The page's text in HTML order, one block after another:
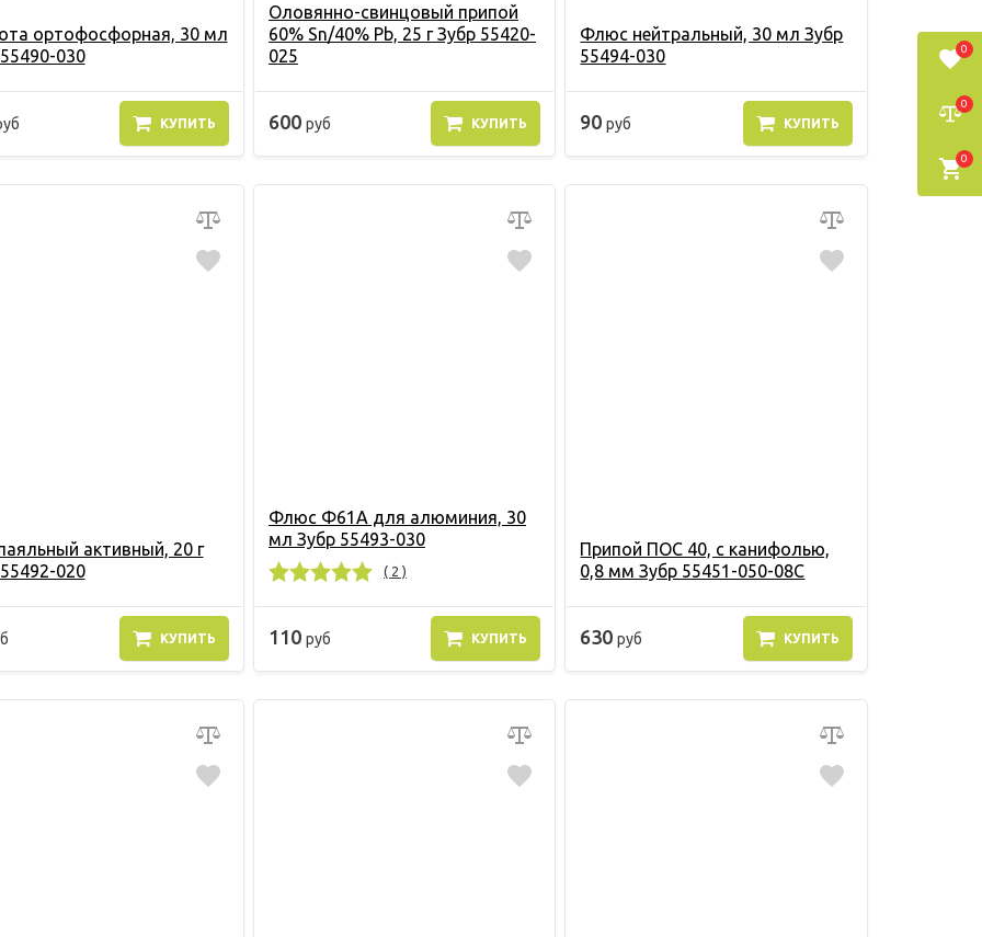
ортофосфорная, 30 мл
030
КУПИТЬ
Оловянно-свинцовый припой
60% Sn/40% Pb, 25 г Зубр 55420-
025
600 руб КУПИТЬ
Флюс нейтральный, 30 мл Зубр
55494-030
90руб КУПИТЬ
активный, 20 г
020
КУПИТЬ
Флюс Ф61А для алюминия, 30
мл Зубр 55493-030
( 2 )
110 руб КУПИТЬ
Припой ПОС 40, с канифолью,
0,8 мм Зубр 55451-050-08C
630руб КУПИТЬ
0
0
0